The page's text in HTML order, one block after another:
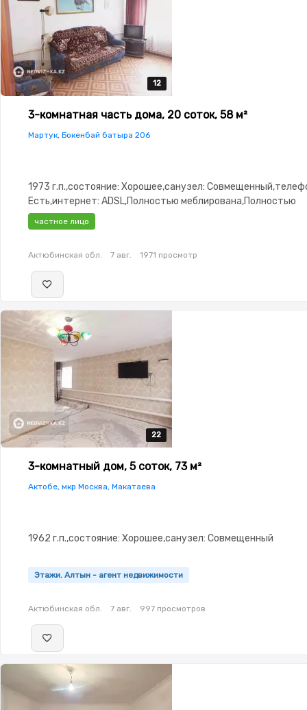
12
12
12
12
12
3-комнатная часть дома, 20 соток, 58 м²
Мартук, Бокенбай батыра 206
1973 г.п.,состояние: Хорошее,санузел:
Есть,интернет: ADSL,Полностью меблирована,Полностью
меблирована,потолки: 3.0,Видеонаблюдение,Пластиковые
окна,Баня,Сад,Хозпостройки,Летняя кухня
частное лицо
Актюбинская обл. 7 авг. 1971 просмотр
22
22
22
22
22
3-комнатный дом, 5 соток, 73 м²
Актобе, мкр Москва, Макатаева
1962 г.п.,состояние: Хорошее,санузел: Совмещенный
Этажи. Алтын - агент недвижимости
Актюбинская обл. 7 авг. 997 просмотров